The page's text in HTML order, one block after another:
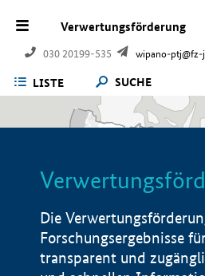
Verwertungsförderung
030 20199-535 wipano-ptj@fz-
LISTE SUCHE
Die
Forschungsergebnisse
transparent und